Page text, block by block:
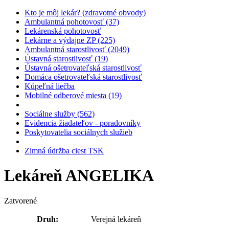
Kto je môj lekár? (zdravotné obvody)
Ambulantná pohotovosť (37)
Lekárenská pohotovosť
Lekárne a výdajne ZP (225)
Ambulantná starostlivosť (2049)
Ústavná starostlivosť (19)
Ústavná ošetrovateľská starostlivosť
Domáca ošetrovateľská starostlivosť
Kúpeľná liečba
Mobilné odberové miesta (19)
Sociálne služby (562)
Evidencia žiadateľov - poradovníky
Poskytovatelia sociálnych služieb
Zimná údržba ciest TSK
Lekáreň ANGELIKA
Zatvorené
Druh:
Verejná lekáreň